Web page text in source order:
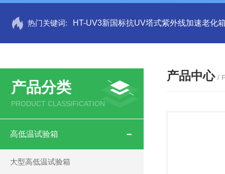
热门关键词: HT-UV3新国标抗UV塔式紫外线加速老化
产品分类
PRODUCT CLASSIFICATION
高低温试验箱
大型高低温试验箱
产品中心 /